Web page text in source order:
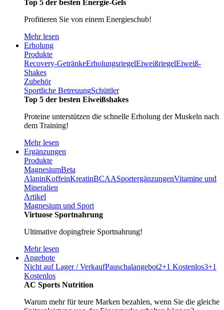
Top 5 der besten Energie-Gels
Profitieren Sie von einem Energieschub!
Mehr lesen
Erholung
Produkte
Recovery-GetränkeErholungsriegelEiweißriegelEiweiß-
Shakes
Zubehör
Sportliche BetreuungSchüttler
Top 5 der besten Eiweißshakes
Proteine unterstützen die schnelle Erholung der Muskeln nach
dem Training!
Mehr lesen
Ergänzungen
Produkte
MagnesiumBeta
AlaninKoffeinKreatinBCAASportergänzungenVitamine und
Mineralien
Artikel
Magnesium und Sport
Virtuose Sportnahrung
Ultimative dopingfreie Sportnahrung!
Mehr lesen
Angebote
Nicht auf Lager / VerkaufPauschalangebot2+1 Kostenlos3+1
Kostenlos
AC Sports Nutrition
Warum mehr für teure Marken bezahlen, wenn Sie die gleiche